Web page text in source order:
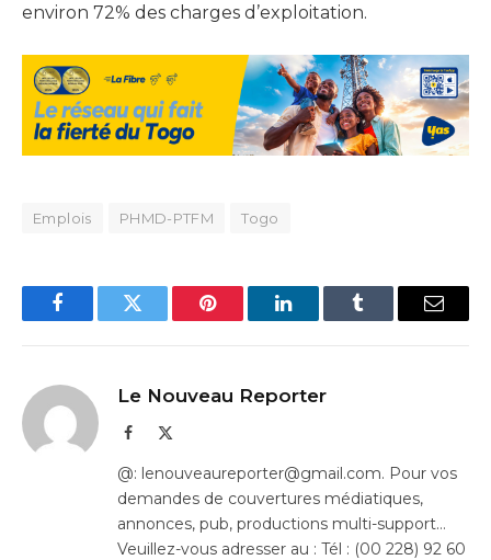
environ 72% des charges d’exploitation.
Emplois PHMD-PTFM Togo
FacebookTwitter Pinterest LinkedInTumblr Email
Le Nouveau Reporter
Facebook
@: lenouveaureporter@gmail.com. Pour vos
demandes de couvertures médiatiques,
annonces, pub, productions multi-support…
Veuillez-vous adresser au : Tél : (00 228) 92 60